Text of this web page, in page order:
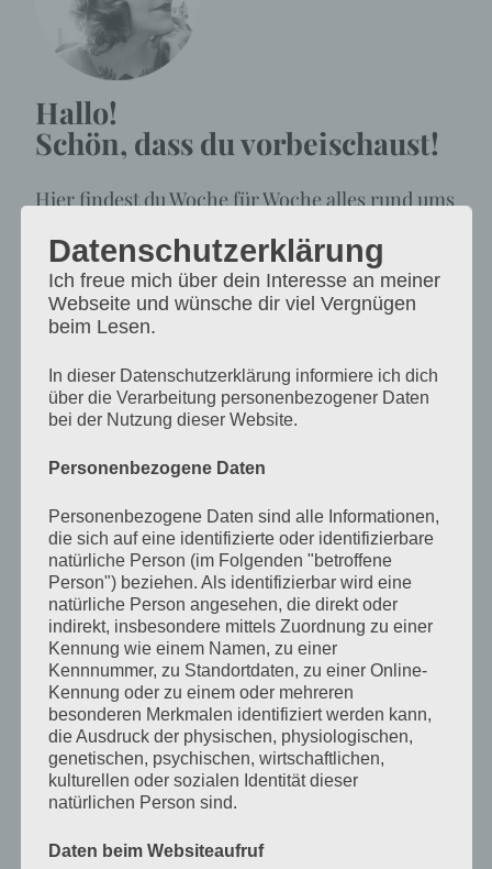
Hallo!
Schön, dass du vorbeischaust!
Hier findest du Woche für Woche alles rund ums
Wunder der Germanistik und ganz viel
Buchliebe.
INSTAGRAM
Datenschutzerklärung
Ich freue mich über dein Interesse an meiner
Webseite und wünsche dir viel Vergnügen
beim Lesen.
In dieser Datenschutzerklärung informiere ich dich
über die Verarbeitung personenbezogener Daten
bei der Nutzung dieser Website.
Personenbezogene Daten
Personenbezogene Daten sind alle Informationen,
die sich auf eine identifizierte oder identifizierbare
natürliche Person (im Folgenden "betroffene
Person") beziehen. Als identifizierbar wird eine
natürliche Person angesehen, die direkt oder
indirekt, insbesondere mittels Zuordnung zu einer
Kennung wie einem Namen, zu einer
Kennnummer, zu Standortdaten, zu einer Online-
Kennung oder zu einem oder mehreren
besonderen Merkmalen identifiziert werden kann,
die Ausdruck der physischen, physiologischen,
genetischen, psychischen, wirtschaftlichen,
kulturellen oder sozialen Identität dieser
natürlichen Person sind.
Daten beim Websiteaufruf